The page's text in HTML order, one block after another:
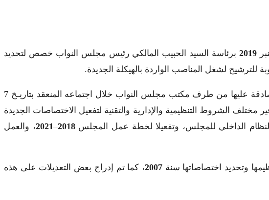
2019 برئاسة السيد الحبيب المالكي رئيس مجلس النواب خصص لتحديد
للترشيح لشغل المناصب الواردة بالهيكلة الجديدة.
بعد المصادقة عليها من طرف مكتب مجلس النواب خلال اجتماعه المنعقد بتاريـخ 7
الشروط التنظيمية والإدارية والتقنية لتفعيل الاختصاصات الجديدة
الداخلي للمجلس، وتفعيلا لخطة عمل المجلس2018
–
2021، والعمل
وتحديد اختصاصاتها سنة2007، كما تم إدراج بعض التعديلات على هذه